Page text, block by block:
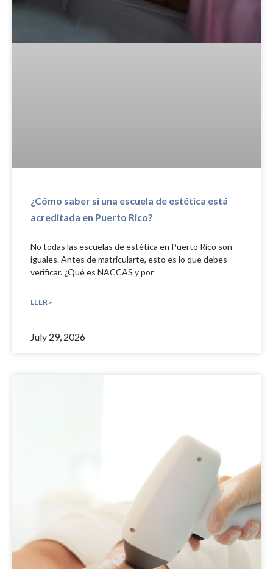
¿Cómo saber si una escuela de estética está
acreditada en Puerto Rico?
No todas las escuelas de estética en Puerto Rico son
iguales. Antes de matricularte, esto es lo que debes
verificar. ¿Qué es NACCAS y por
LEER »
July 29, 2026